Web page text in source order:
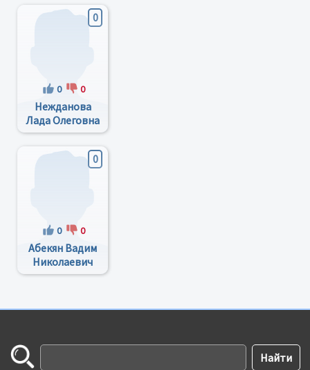
0
0 0
Нежданова
Лада Олеговна
0
0 0
Абекян Вадим
Николаевич